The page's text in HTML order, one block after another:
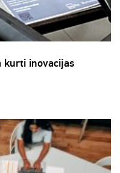
kurti inovacijas